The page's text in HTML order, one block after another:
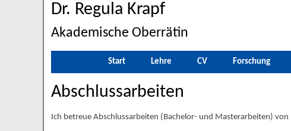
Dr. Regula Krapf
Akademische Oberrätin
Start Lehre CV Forschung
Abschlussarbeiten
Ich betreue Abschlussarbeiten (Bachelor- und Masterarbeiten)